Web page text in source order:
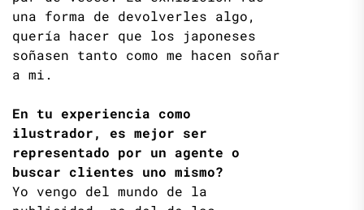
una forma de devolverles algo,
quería hacer que los japoneses
soñasen tanto como me hacen soñar
a mi.
En tu experiencia como
ilustrador, es mejor ser
representado por un agente o
buscar clientes uno mismo?
Yo vengo del mundo de la